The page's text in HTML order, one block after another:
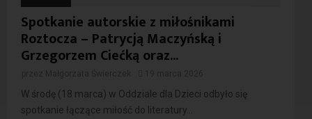
Spotkanie autorskie z miłośnikami
Roztocza – Patrycją Maczyńską i
Grzegorzem Ciećką oraz...
W środę (18 marca) w Oddziale dla Dzieci odbyło się
spotkanie łączące miłość do literatury...